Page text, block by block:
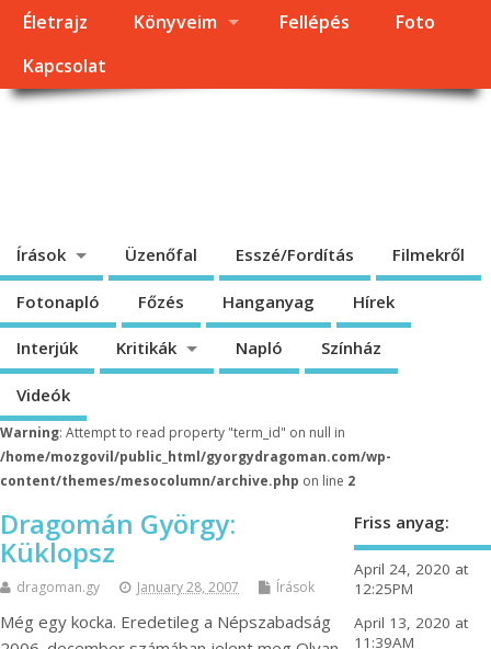
Életrajz Könyveim Fellépés
Foto
Kapcsolat
Írások Üzenőfal Esszé/Fordítás Filmekről
Fotonapló Főzés Hanganyag Hírek
Interjúk Kritikák Napló Színház
Videók
Warning: Attempt to read property "term_id" on null in
/home/mozgovil/public_html/gyorgydragoman.com/wp-
content/themes/mesocolumn/archive.php on line 2
Dragomán György:
Küklopsz
dragoman.gy January 28, 2007 Írások
Még egy kocka. Eredetileg a Népszabadság
Friss anyag:
April 24, 2020 at
12:25PM
April 13, 2020 at
11:39AM